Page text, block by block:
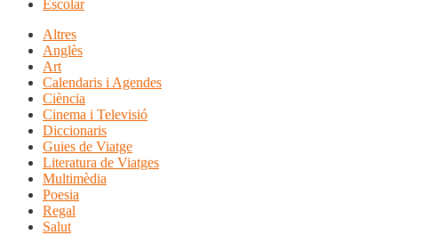
Escolar
Altres
Anglès
Art
Calendaris i Agendes
Ciència
Cinema i Televisió
Diccionaris
Guies de Viatge
Literatura de Viatges
Multimèdia
Poesia
Regal
Salut